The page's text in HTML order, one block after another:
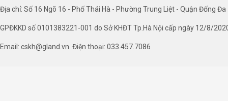
Địa chỉ: Số 16 Ngõ 16 - Phố Thái Hà - Phường Trung Liệt - Quận Đống Đa
GPĐKKD số 0101383221-001 do Sở KHĐT Tp.Hà Nội cấp ngày 12/8/
Email: cskh@gland.vn. Điện thoại: 033.457.7086